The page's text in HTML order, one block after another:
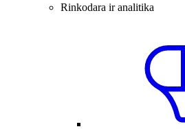
Rinkodara ir analitika